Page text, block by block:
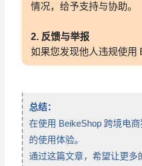
情况，给予支持与协助。
2. 反馈与举报
如果您发现他人违规使用
总结：
在使用 BeikeShop 跨境电
的使用体验。
通过这篇文章，希望让更多